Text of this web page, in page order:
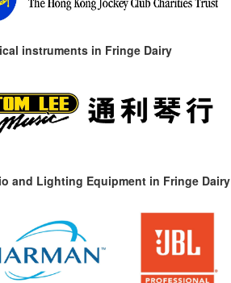
instruments in Fringe Dairy
and Lighting Equipment in Fringe Dairy